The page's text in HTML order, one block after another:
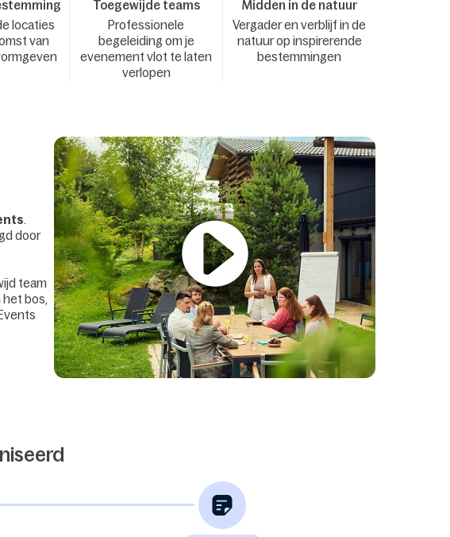
locaties
van
Toegewijde teams
Professionele
begeleiding om je
evenement vlot te laten
verlopen
Midden in de natuur
Vergader en verblijf in de
natuur op inspirerende
bestemmingen
.
door
team
het bos,